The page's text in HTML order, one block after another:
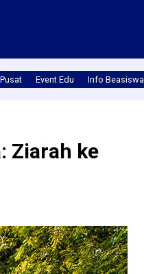
Event Edu Info Beasiswa
Ziarah ke